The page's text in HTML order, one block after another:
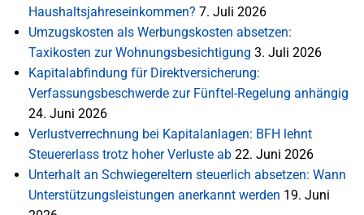
Haushaltsjahreseinkommen? 7. Juli 2026
Umzugskosten als Werbungskosten absetzen:
Taxikosten zur Wohnungsbesichtigung 3. Juli 2026
Kapitalabfindung für Direktversicherung:
Verfassungsbeschwerde zur Fünftel-Regelung anhängig
24. Juni 2026
Verlustverrechnung bei Kapitalanlagen: BFH lehnt
Steuererlass trotz hoher Verluste ab 22. Juni 2026
Unterhalt an Schwiegereltern steuerlich absetzen: Wann
Unterstützungsleistungen anerkannt werden 19. Juni